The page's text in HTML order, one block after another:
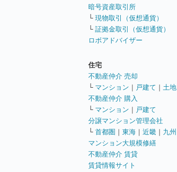
暗号資産取引所
└ 現物取引（仮想通貨）
└ 証拠金取引（仮想通貨）
ロボアドバイザー
住宅
不動産仲介 売却
└ マンション ｜ 戸建て ｜ 土地
不動産仲介 購入
└ マンション ｜ 戸建て
分譲マンション管理会社
└ 首都圏 ｜ 東海 ｜ 近畿 ｜ 九州
マンション大規模修繕
不動産仲介 賃貸
賃貸情報サイト